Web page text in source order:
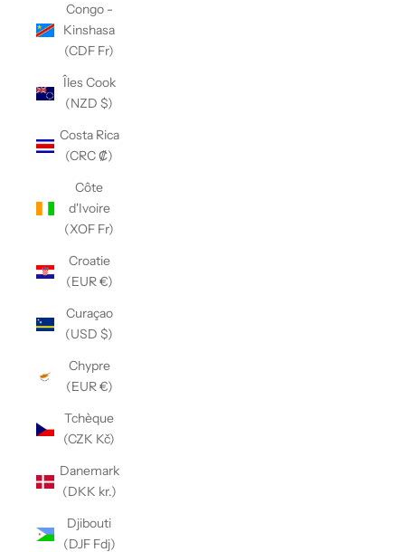
Congo -
Kinshasa
(CDF Fr)
Îles Cook
(NZD $)
Costa Rica
(CRC ₡)
Côte
d'Ivoire
(XOF Fr)
Croatie
(EUR €)
Curaçao
(USD $)
Chypre
(EUR €)
Tchèque
(CZK Kč)
Danemark
(DKK kr.)
Djibouti
(DJF Fdj)